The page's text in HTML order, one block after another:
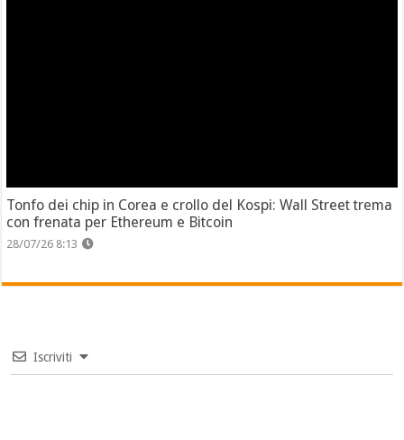
Tonfo dei chip in Corea e crollo del Kospi: Wall Street trema
con frenata per Ethereum e Bitcoin
28/07/26 8:13
Iscriviti